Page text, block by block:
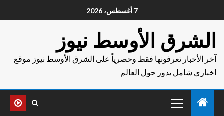
7 أغسطس، 2026
الشرق الأوسط نيوز
آخر الأخبار تعرفونها فقط وحصرياً على الشرق الأوسط نيوز موقع
اخباري شامل يدور حول العالم